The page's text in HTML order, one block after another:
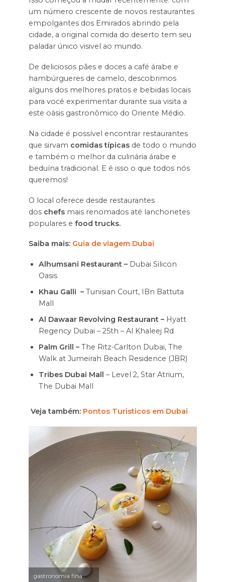
um número crescente de novos restaurantes
empolgantes dos Emirados abrindo pela
cidade, a original comida do deserto tem seu
paladar único visivel ao mundo.
De deliciosos pães e doces a café árabe e
hambúrgueres de camelo, descobrimos
alguns dos melhores pratos e bebidas locais
para você experimentar durante sua visita a
este oásis gastronômico do Oriente Médio.
Na cidade é possível encontrar restaurantes
que sirvam comidas típicasde todo o mundo
e também o melhor da culinária árabe e
beduína tradicional. E é isso o que todos nós
queremos!
O local oferece desde restaurantes
dos chefs mais renomados até lanchonetes
populares e food trucks.
Saiba mais: Guia de viagem Dubai
Alhumsani Restaurant – Dubai Silicon
Oasis
Khau Galli – Tunisian Court, IBn Battuta
Mall
Al Dawaar Revolving Restaurant – Hyatt
Regency Dubai – 25th – Al Khaleej Rd
Palm Grill – The Ritz-Carlton Dubai, The
Walk at Jumeirah Beach Residence (JBR)
Tribes Dubai Mall – Level 2, Star Atrium,
The Dubai Mall
Veja também: Pontos Turisticos em Dubai
gastronomia fina